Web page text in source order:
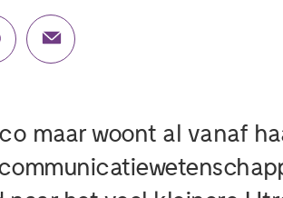
maar woont al vanaf